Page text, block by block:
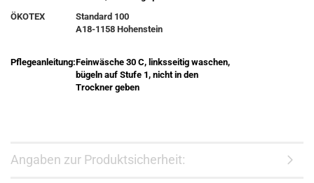
ÖKOTEX
Standard 100
A18-1158 Hohenstein
Pflegeanleitung:Feinwäsche 30 C, linksseitig waschen,
bügeln auf Stufe 1, nicht in den
Trockner geben
Angaben zur Produktsicherheit: